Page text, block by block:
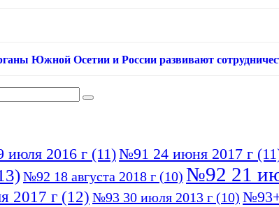
Южной Осетии и России развивают
июля 2016 г (11)№91 24 июня 2017 г
№92 18 августа 2018 г (10) №92 21
2017 г (12) №93 30 июля 2013 г (10)